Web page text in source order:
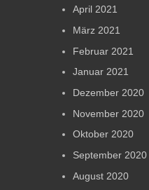
April 2021
März 2021
Februar 2021
Januar 2021
Dezember 2020
November 2020
Oktober 2020
September 2020
August 2020